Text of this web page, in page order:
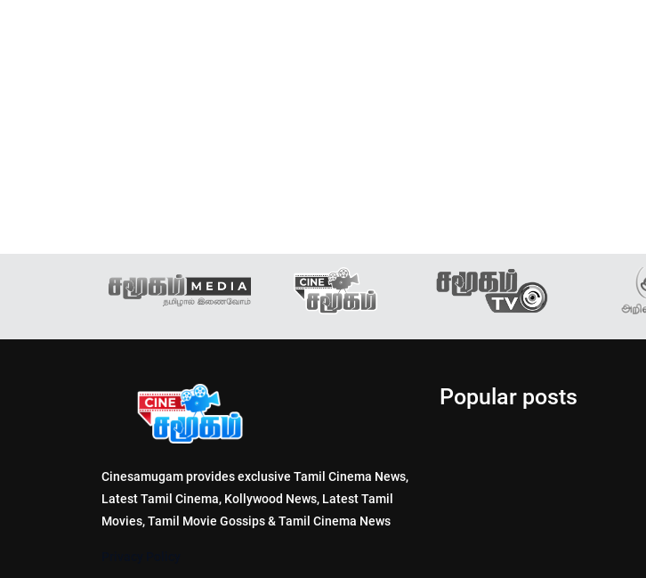
Cinesamugam provides exclusive Tamil Cinema News,
Latest Tamil Cinema, Kollywood News, Latest Tamil
Movies, Tamil Movie Gossips & Tamil Cinema News
Popular posts